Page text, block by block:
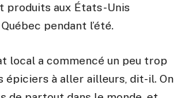
produits aux États-Unis
pendant l’été.
local a commencé un peu trop
épiciers à aller ailleurs, dit-il. On